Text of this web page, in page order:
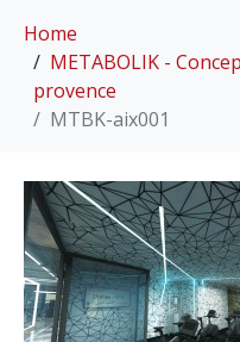
Home
METABOLIK -
provence
MTBK-aix001